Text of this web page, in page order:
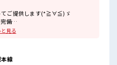
てご提供します(*≧∀≦)ゞ
備
・電子レンジ備え付け
ラッグストア有
見る
本線